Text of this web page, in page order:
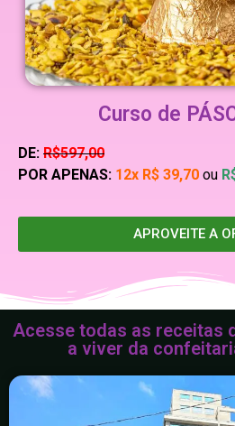
Curso de
DE: R$597,00
POR APENAS: 12x R$ 39,70 ou
APROVEITE A
Acesse todas as receitas
a viver da